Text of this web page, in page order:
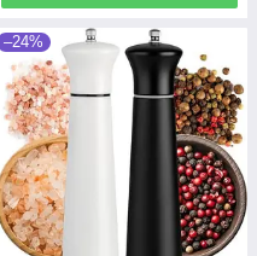
–24%